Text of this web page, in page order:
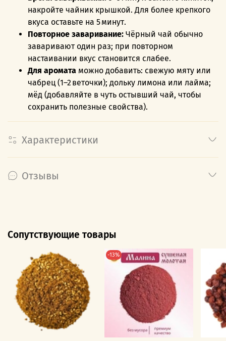
накройте чайник крышкой. Для более крепкого
вкуса оставьте на 5 минут.
Повторное заваривание: Чёрный чай обычно
заваривают один раз; при повторном
настаивании вкус становится слабее.
Для аромата можно добавить: свежую мяту или
чабрец (1–2 веточки); дольку лимона или лайма;
мёд (добавляйте в чуть остывший чай, чтобы
сохранить полезные свойства).
Характеристики
Отзывы
Сопутствующие товары
-13%